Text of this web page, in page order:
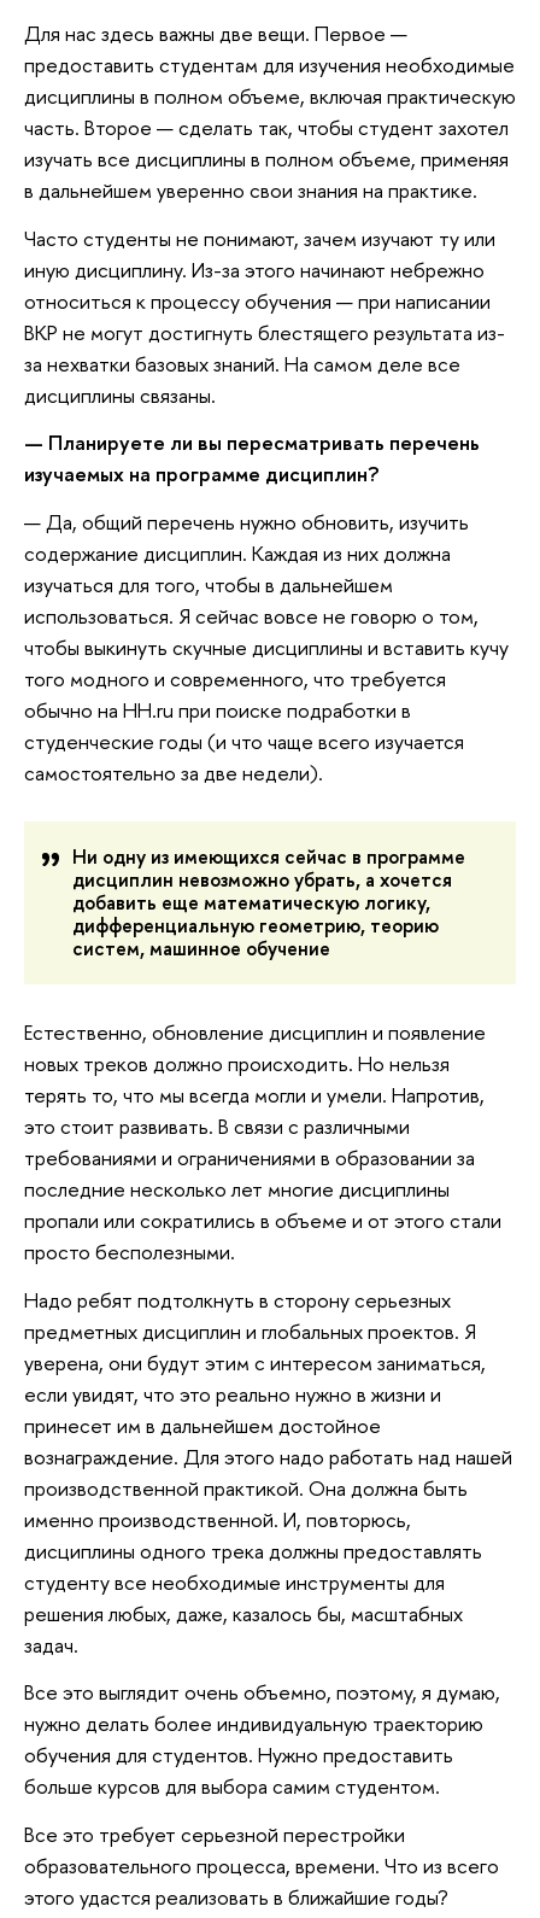
Для нас здесь важны две вещи. Первое —
предоставить студентам для изучения необходимые
дисциплины в полном объеме, включая практическую
часть. Второе — сделать так, чтобы студент захотел
изучать все дисциплины в полном объеме, применяя
в дальнейшем уверенно свои знания на практике.
Часто студенты не понимают, зачем изучают ту или
иную дисциплину. Из-за этого начинают небрежно
относиться к процессу обучения — при написании
ВКР не могут достигнуть блестящего результата из-
за нехватки базовых знаний. На самом деле все
дисциплины связаны.
— Планируете ли вы пересматривать перечень
изучаемых на программе дисциплин?
— Да, общий перечень нужно обновить, изучить
содержание дисциплин. Каждая из них должна
изучаться для того, чтобы в дальнейшем
использоваться. Я сейчас вовсе не говорю о том,
чтобы выкинуть скучные дисциплины и вставить кучу
того модного и современного, что требуется
обычно на HH.ru при поиске подработки в
студенческие годы (и что чаще всего изучается
самостоятельно за две недели).
Ни одну из имеющихся сейчас в программе
дисциплин невозможно убрать, а хочется
добавить еще математическую логику,
дифференциальную геометрию, теорию
систем, машинное обучение
Естественно, обновление дисциплин и появление
новых треков должно происходить. Но нельзя
терять то, что мы всегда могли и умели. Напротив,
это стоит развивать. В связи с различными
требованиями и ограничениями в образовании за
последние несколько лет многие дисциплины
пропали или сократились в объеме и от этого стали
просто бесполезными.
Надо ребят подтолкнуть в сторону серьезных
предметных дисциплин и глобальных проектов. Я
уверена, они будут этим с интересом заниматься,
если увидят, что это реально нужно в жизни и
принесет им в дальнейшем достойное
вознаграждение. Для этого надо работать над нашей
производственной практикой. Она должна быть
именно производственной. И, повторюсь,
дисциплины одного трека должны предоставлять
студенту все необходимые инструменты для
решения любых, даже, казалось бы, масштабных
задач.
Все это выглядит очень объемно, поэтому, я думаю,
нужно делать более индивидуальную траекторию
обучения для студентов. Нужно предоставить
больше курсов для выбора самим студентом.
Все это требует серьезной перестройки
образовательного процесса, времени. Что из всего
этого удастся реализовать в ближайшие годы?